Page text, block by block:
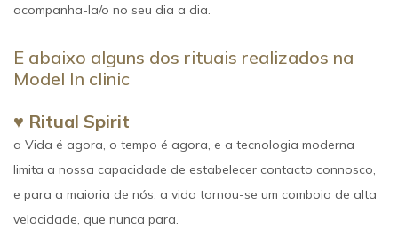
acompanha-la/o no seu dia a dia.
E abaixo alguns dos rituais realizados na
Model In clinic
♥ Ritual Spirit
a Vida é agora, o tempo é agora, e a tecnologia moderna
limita a nossa capacidade de estabelecer contacto connosco,
e para a maioria de nós, a vida tornou-se um comboio de alta
velocidade, que nunca para.